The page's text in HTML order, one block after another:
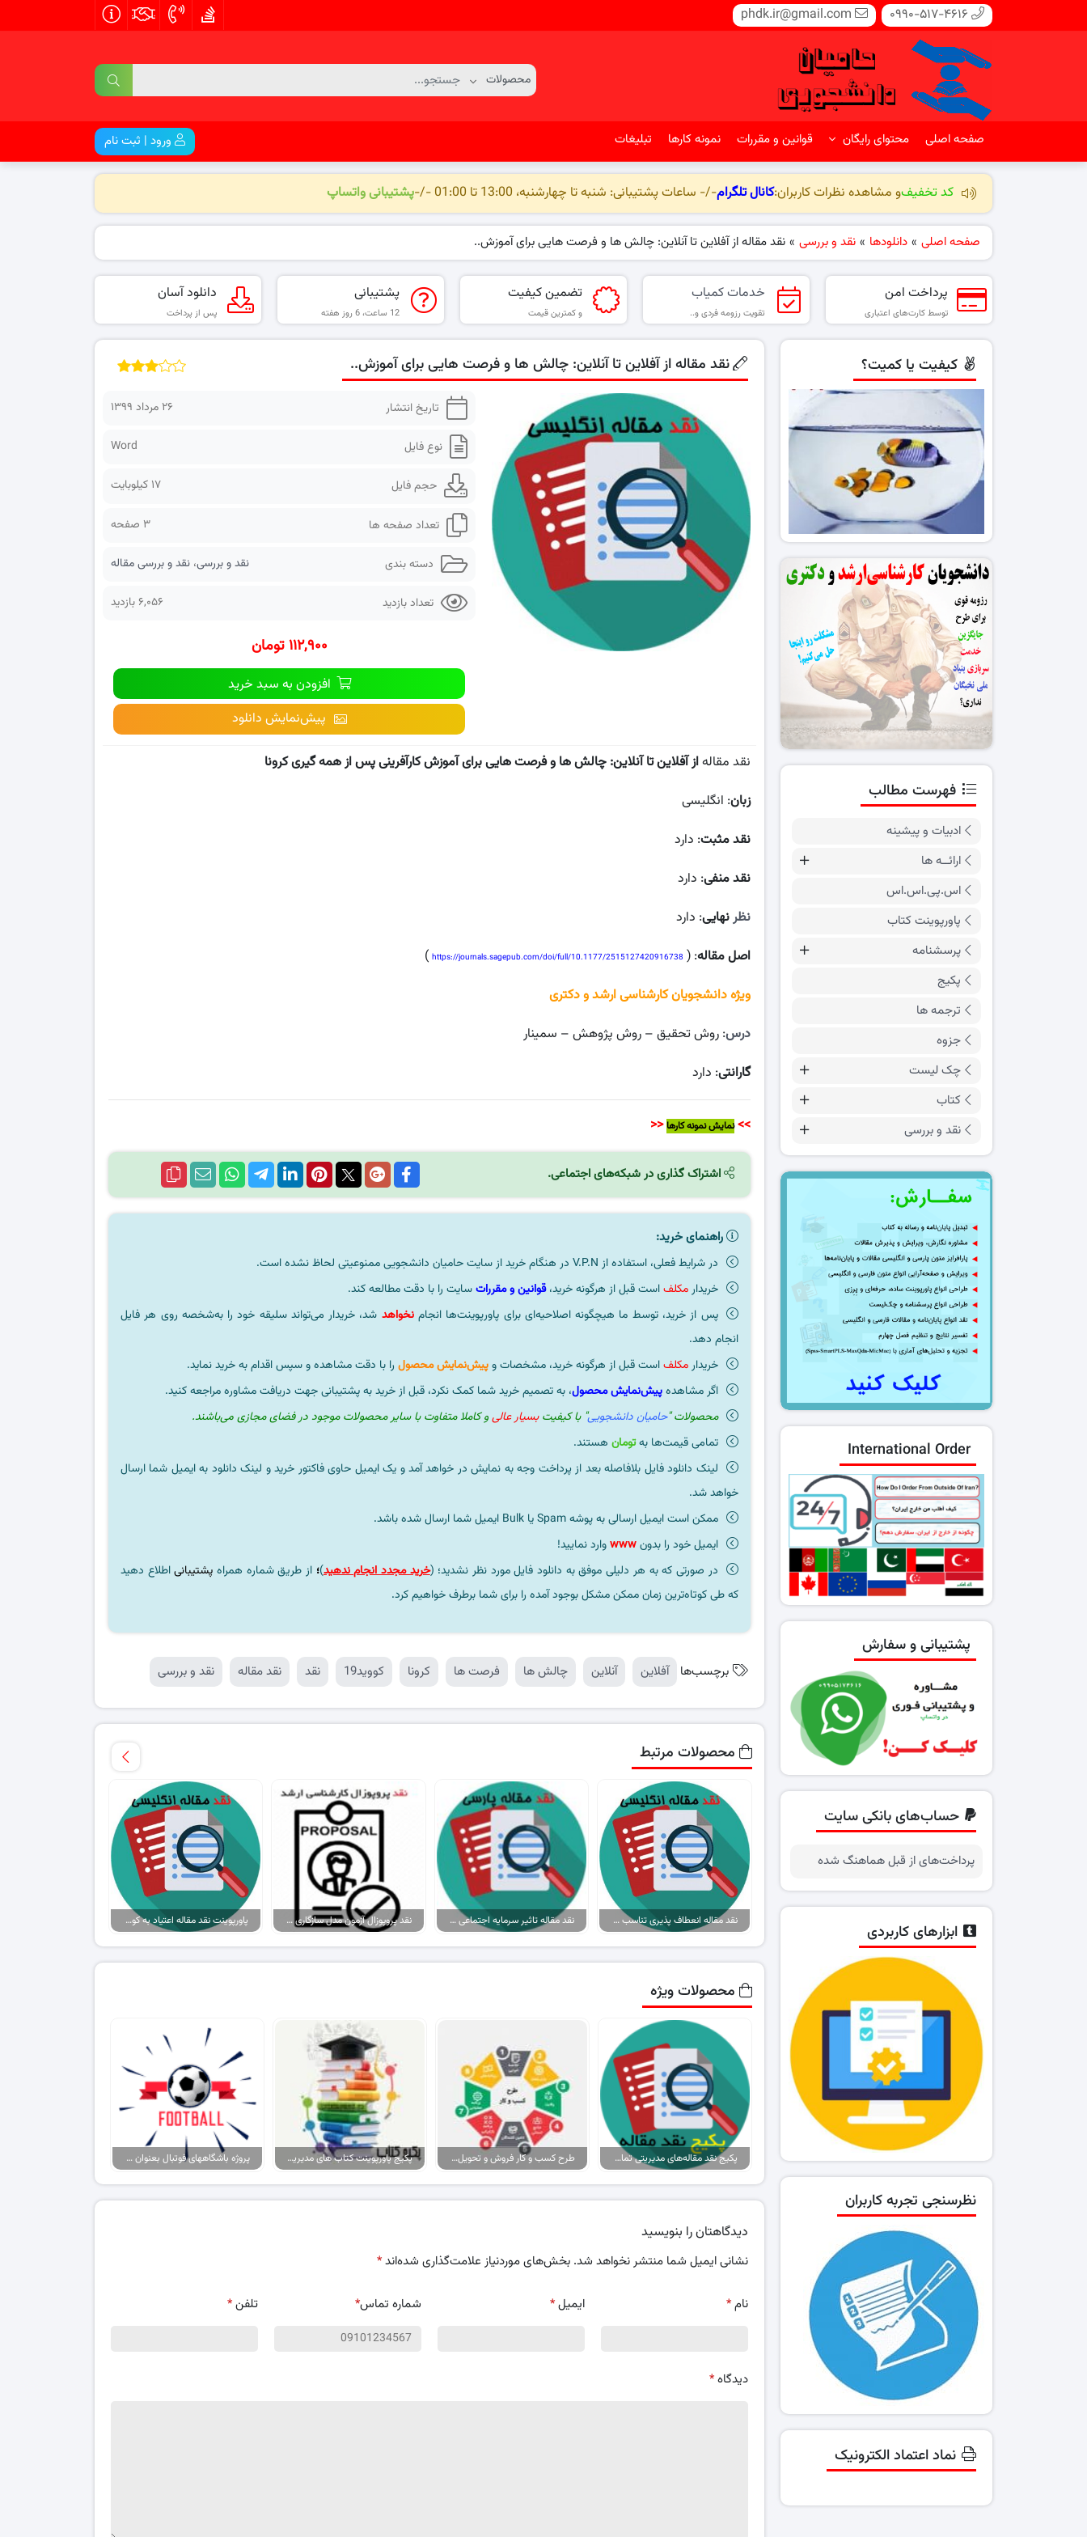
0990-517-4616
phdk.ir@gmail.com
صفحه اصلی محتوای رایگان قوانین و مقررات نمونه کارها تبلیغات ورود | ثبت نام
کد تخفیفو مشاهده نظرات کاربران:کانال تلگرام-/- ساعات پشتیبانی: شنبه تا چهارشنبه، 13:00 تا 01:00 -/- پشتیبانی واتساپ
صفحه اصلی » دانلودها » نقد و بررسی » نقد مقاله از آفلاین تا آنلاین: چالش ها و فرصت هایی برای آموزش..
پرداخت امن
توسط کارت‌های اعتباری
خدمات کمیاب
تقویت رزومه فردی و..
تضمین کیفیت
و کمترین قیمت
پشتیبانی
12 ساعت، 6 روز هفته
دانلود آسان
پس از پرداخت
نقد مقاله از آفلاین تا آنلاین: چالش ها و فرصت هایی برای آموزش..
تاریخ انتشار ۲۶ مرداد ۱۳۹۹
نوع فایل Word
حجم فایل 17 کیلوبایت
تعداد صفحه ها 3 صفحه
دسته بندی نقد و بررسی، نقد و بررسی مقاله
تعداد بازدید 6,056 بازدید
۱۱۲,۹۰۰ تومان
افزودن به سبد خرید
پیش‌نمایش دانلود
نقد مقالهاز آفلاین تا آنلاین: چالش ها و فرصت هایی برای آموزش کارآفرینی پس از همه گیری کرونا
زبان: انگلیسی
نقد مثبت: دارد
نقد منفی: دارد
نظرنهایی: دارد
اصل مقاله: (
https://journals.sagepub.com/doi/full/10.1177/2515127420916738
)
ویژه دانشجویان کارشناسی ارشد و دکتری
درس: روش تحقیق – روش پژوهش – سمینار
گارانتی: دارد
>> نمایش نمونه کارها <<
اشتراک گذاری در شبکه‌های اجتماعی.
راهنمای خرید:
در شرایط فعلی، استفاده از V.P.N در هنگام خرید از سایت حامیان دانشجویی ممنوعیتی لحاظ نشده است.
خریدارمکلفاست قبل از هرگونه خرید،قوانین و مقرراتسایت را با دقت مطالعه کند.
پس از خرید، توسط ما هیچگونه اصلاحیه‌ای برای پاورپوینت‌ها انجامنخواهد شد، خریدار می‌تواند سلیقه خود را به‌شخصه روی هر فایل
انجام دهد.
خریدارمکلفاست قبل از هرگونه خرید، مشخصات وپیش‌نمایش محصول را با دقت مشاهده و سپس اقدام به خرید نماید.
اگر مشاهدهپیش‌نمایش محصول، به تصمیم خرید شما کمک نکرد، قبل از خرید به پشتیبانی جهت دریافت مشاوره مراجعه کنید.
محصولات "حامیان دانشجویی" با کیفیت بسیار عالی و کاملا متفاوت با سایر محصولات موجود در فضای مجازی می‌باشند.
تمامی قیمت‌ها بهتومان هستند.
لینک دانلود فایل بلافاصله بعد از پرداخت وجه به نمایش در خواهد آمد و یک ایمیل حاوی فاکتور خرید و لینک دانلود به ایمیل شما ارسال
خواهد شد.
ممکن است ایمیل ارسالی به پوشه Spam یا Bulk ایمیل شما ارسال شده باشد.
ایمیل خود را بدونwww وارد نمایید!
در صورتی که به هر دلیلی موفق به دانلود فایل مورد نظر نشدید؛ (خرید مجدد انجام ندهید)؛ از طریق شماره همراه پشتیبانیاطلاع دهید
که طی کوتاه‌ترین زمان ممکن مشکل بوجود آمده را برای شما برطرف خواهیم کرد.
برچسب‌ها آفلاین آنلاین چالش ها فرصت ها کرونا کووید19 نقد نقد مقاله نقد و بررسی
محصولات مرتبط
نقد مقاله انعطاف پذیری تناسب CAD/CAM و چارچوب های مخلوط کپی و.. نقد مقاله تاثیر سرمایه اجتماعی بر تاب آوری با تاکید بر نقش رفتار شهروندی.. نقد پروپوزال آزمون مدل سازگاری با تکنولوژی در سالمندان جوان شهر مراغه… پاورپوینت نقد مقاله اعتیاد به کوکائین در حالات حاد، توهمات بساوشی و بدنی…
محصولات ویژه
پکیج نقد مقاله‌های مدیریتی تمام گرایش‌ها طرح کسب و کار فروش و تحویل پیتزا در ایران پکیج پاورپوینت کتاب های مدیریت ورزشی پروژه باشگاههای فوتبال بعنوان برند، حامیان آنها بعنوان مصرف کننده
دیدگاهتان را بنویسید
نشانی ایمیل شما منتشر نخواهد شد. بخش‌های موردنیاز علامت‌گذاری شده‌اند*
نام* ایمیل* شماره تماس* تلفن*
دیدگاه*
کیفیت یا کمیت؟
فهرست مطالب
ادبیات و پیشینه
ارائــه ها
اس.پی.اس.اس
پاورپوینت کتاب
پرسشنامه
پکیج
ترجمه ها
جزوه
چک لیست
کتاب
نقد و بررسی
International Order
پشتیبانی و سفارش
حساب‌های بانکی سایت
پرداخت‌های از قبل هماهنگ شده
ابزارهای کاربردی
نظرسنجی تجربه کاربران
نماد اعتماد الکترونیک